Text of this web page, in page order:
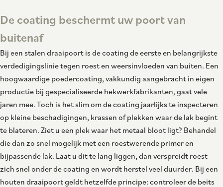
De coating beschermt uw poort van
buitenaf
Bij een stalen draaipoort is de coating de eerste en belangrijkste
verdedigingslinie tegen roest en weersinvloeden van buiten. Een
hoogwaardige poedercoating, vakkundig aangebracht in eigen
productie bij gespecialiseerde hekwerkfabrikanten, gaat vele
jaren mee. Toch is het slim om de coating jaarlijks te inspecteren
op kleine beschadigingen, krassen of plekken waar de lak begint
te blateren. Ziet u een plek waar het metaal bloot ligt? Behandel
die dan zo snel mogelijk met een roestwerende primer en
bijpassende lak. Laat u dit te lang liggen, dan verspreidt roest
zich snel onder de coating en wordt herstel veel duurder. Bij een
houten draaipoort geldt hetzelfde principe: controleer de beits